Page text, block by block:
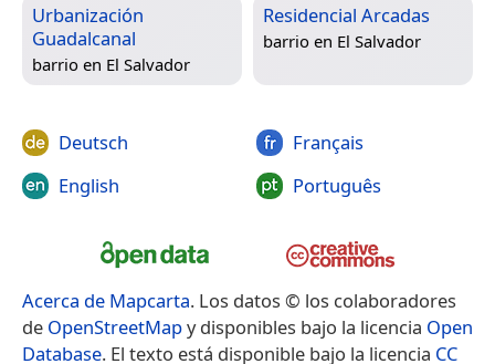
Urbanización
Guadalcanal
barrio en El Salvador
Residencial Arcadas
barrio en El Salvador
Deutsch
English
Français
Português
Acerca de Mapcarta. Los datos © los colaboradores
de OpenStreetMapy disponibles bajo la licencia Open
Database. El texto está disponible bajo la licencia CC